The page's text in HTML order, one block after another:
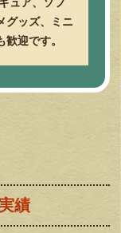
グッズ、ミニ
迎です。
績